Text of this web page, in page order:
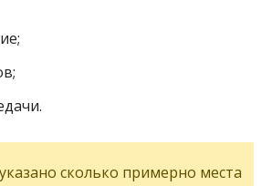
сколько примерно места